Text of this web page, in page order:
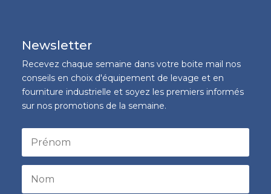
Newsletter
Recevez chaque semaine dans votre boite mail nos
conseils en choix d'équipement de levage et en
fourniture industrielle et soyez les premiers informés
sur nos promotions de la semaine.